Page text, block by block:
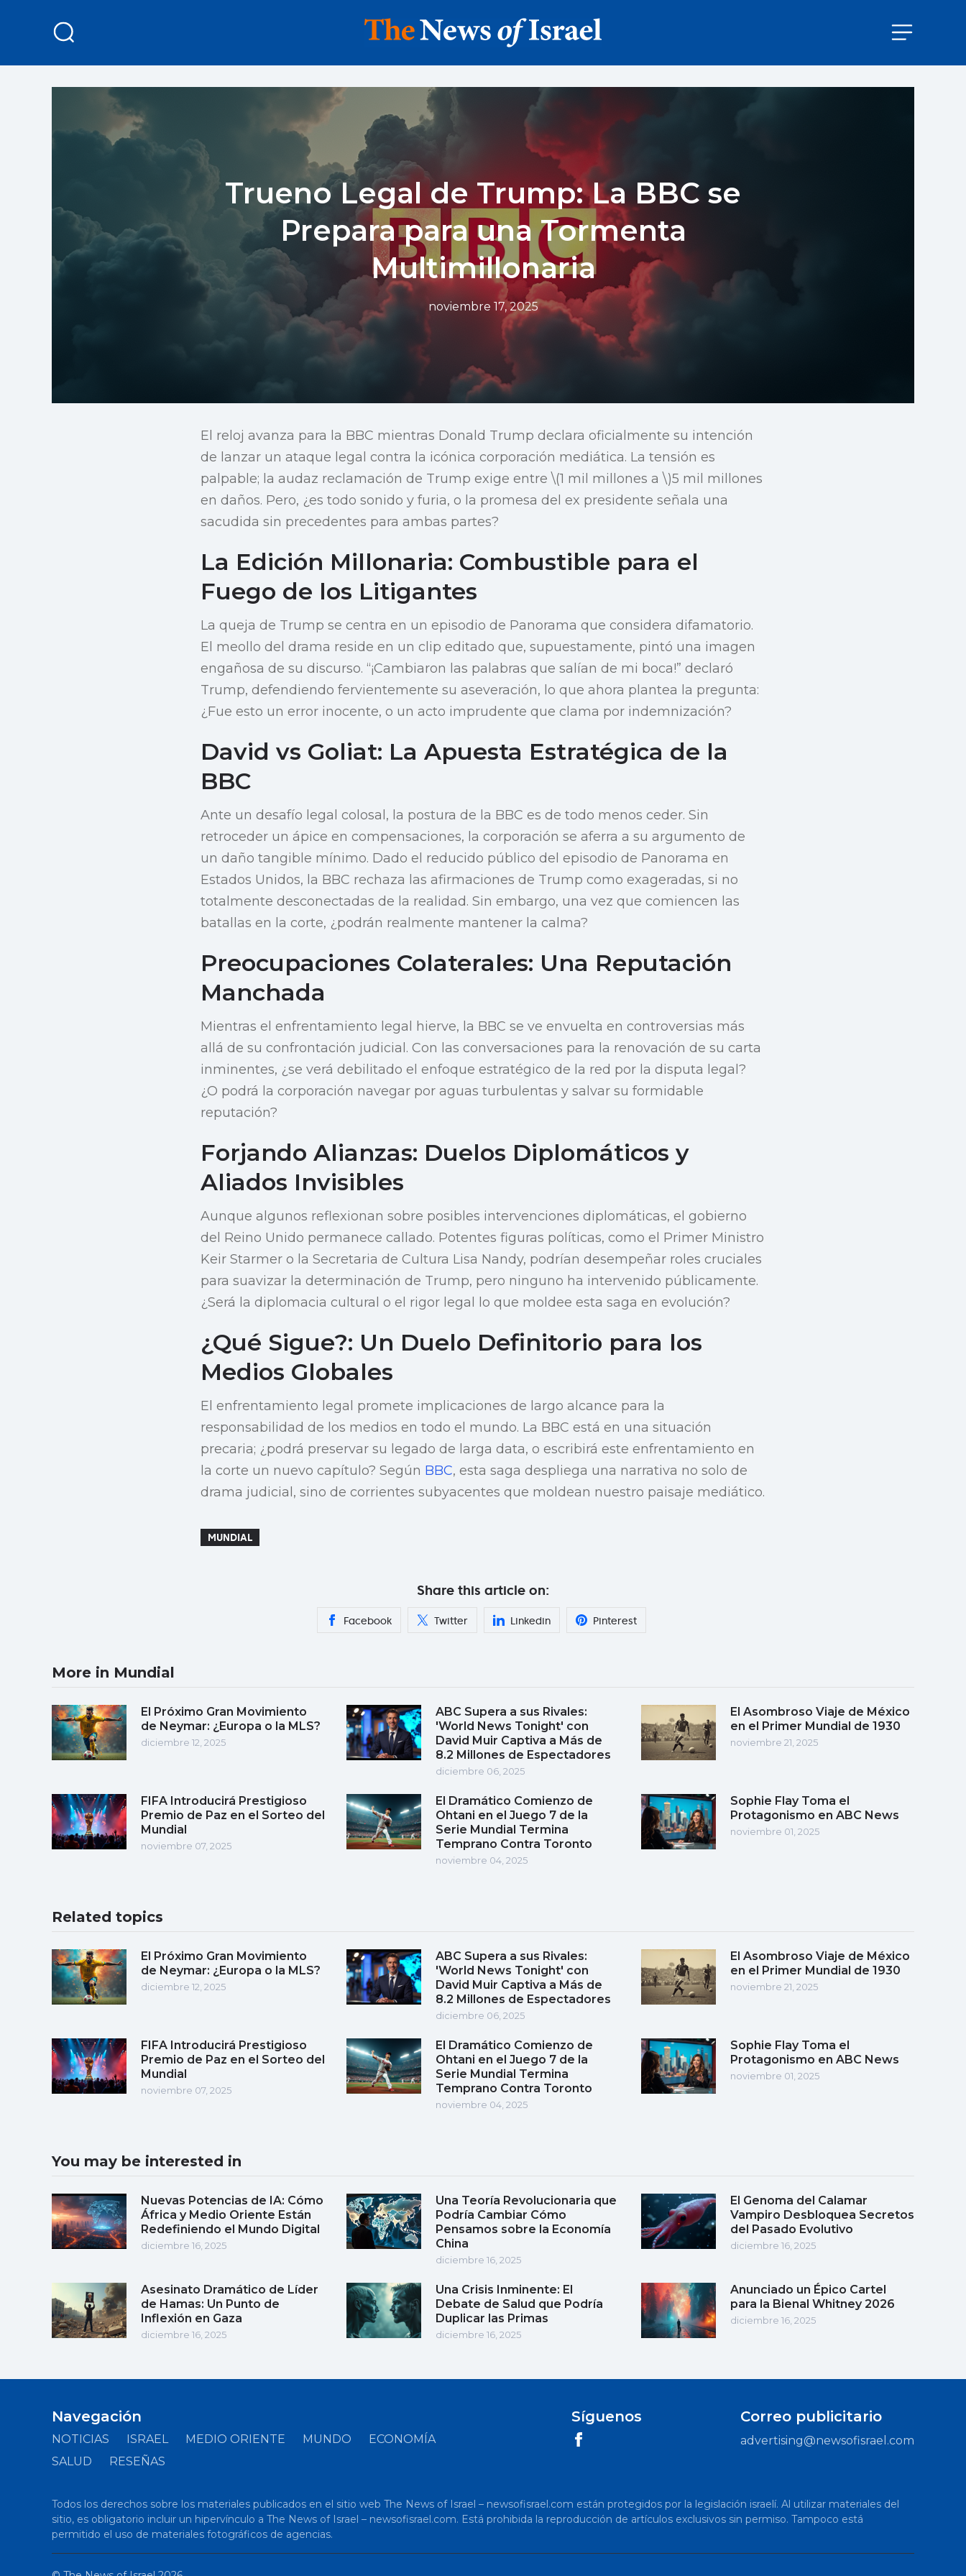
Trueno Legal de Trump: La BBC se
Prepara para una Tormenta
Multimillonaria
noviembre 17, 2025
El reloj avanza para la BBC mientras Donald Trump declara oficialmente su intención
de lanzar un ataque legal contra la icónica corporación mediática. La tensión es
palpable; la audaz reclamación de Trump exige entre \(1 mil millones a \)5 mil millones
en daños. Pero, ¿es todo sonido y furia, o la promesa del ex presidente señala una
sacudida sin precedentes para ambas partes?
La Edición Millonaria: Combustible para el
Fuego de los Litigantes
La queja de Trump se centra en un episodio de Panorama que considera difamatorio.
El meollo del drama reside en un clip editado que, supuestamente, pintó una imagen
engañosa de su discurso. “¡Cambiaron las palabras que salían de mi boca!” declaró
Trump, defendiendo fervientemente su aseveración, lo que ahora plantea la pregunta:
¿Fue esto un error inocente, o un acto imprudente que clama por indemnización?
David vs Goliat: La Apuesta Estratégica de la
BBC
Ante un desafío legal colosal, la postura de la BBC es de todo menos ceder. Sin
retroceder un ápice en compensaciones, la corporación se aferra a su argumento de
un daño tangible mínimo. Dado el reducido público del episodio de Panorama en
Estados Unidos, la BBC rechaza las afirmaciones de Trump como exageradas, si no
totalmente desconectadas de la realidad. Sin embargo, una vez que comiencen las
batallas en la corte, ¿podrán realmente mantener la calma?
Preocupaciones Colaterales: Una Reputación
Manchada
Mientras el enfrentamiento legal hierve, la BBC se ve envuelta en controversias más
allá de su confrontación judicial. Con las conversaciones para la renovación de su carta
inminentes, ¿se verá debilitado el enfoque estratégico de la red por la disputa legal?
¿O podrá la corporación navegar por aguas turbulentas y salvar su formidable
reputación?
Forjando Alianzas: Duelos Diplomáticos y
Aliados Invisibles
Aunque algunos reflexionan sobre posibles intervenciones diplomáticas, el gobierno
del Reino Unido permanece callado. Potentes figuras políticas, como el Primer Ministro
Keir Starmer o la Secretaria de Cultura Lisa Nandy, podrían desempeñar roles cruciales
para suavizar la determinación de Trump, pero ninguno ha intervenido públicamente.
¿Será la diplomacia cultural o el rigor legal lo que moldee esta saga en evolución?
¿Qué Sigue?: Un Duelo Definitorio para los
Medios Globales
El enfrentamiento legal promete implicaciones de largo alcance para la
responsabilidad de los medios en todo el mundo. La BBC está en una situación
precaria; ¿podrá preservar su legado de larga data, o escribirá este enfrentamiento en
la corte un nuevo capítulo? Según BBC, esta saga despliega una narrativa no solo de
drama judicial, sino de corrientes subyacentes que moldean nuestro paisaje mediático.
MUNDIAL
Share this article on:
Facebook Twitter Linkedin Pinterest
More in Mundial
El Próximo Gran Movimiento
de Neymar: ¿Europa o la MLS?
diciembre 12, 2025
ABC Supera a sus Rivales:
'World News Tonight' con
David Muir Captiva a Más de
8.2 Millones de Espectadores
diciembre 06, 2025
El Asombroso Viaje de México
en el Primer Mundial de 1930
noviembre 21, 2025
FIFA Introducirá Prestigioso
Premio de Paz en el Sorteo del
Mundial
noviembre 07, 2025
El Dramático Comienzo de
Ohtani en el Juego 7 de la
Serie Mundial Termina
Temprano Contra Toronto
noviembre 04, 2025
Sophie Flay Toma el
Protagonismo en ABC News
noviembre 01, 2025
Related topics
El Próximo Gran Movimiento
de Neymar: ¿Europa o la MLS?
diciembre 12, 2025
ABC Supera a sus Rivales:
'World News Tonight' con
David Muir Captiva a Más de
8.2 Millones de Espectadores
diciembre 06, 2025
El Asombroso Viaje de México
en el Primer Mundial de 1930
noviembre 21, 2025
FIFA Introducirá Prestigioso
Premio de Paz en el Sorteo del
Mundial
noviembre 07, 2025
El Dramático Comienzo de
Ohtani en el Juego 7 de la
Serie Mundial Termina
Temprano Contra Toronto
noviembre 04, 2025
Sophie Flay Toma el
Protagonismo en ABC News
noviembre 01, 2025
You may be interested in
Nuevas Potencias de IA: Cómo
África y Medio Oriente Están
Redefiniendo el Mundo Digital
diciembre 16, 2025
Una Teoría Revolucionaria que
Podría Cambiar Cómo
Pensamos sobre la Economía
China
diciembre 16, 2025
El Genoma del Calamar
Vampiro Desbloquea Secretos
del Pasado Evolutivo
diciembre 16, 2025
Asesinato Dramático de Líder
de Hamas: Un Punto de
Inflexión en Gaza
diciembre 16, 2025
Una Crisis Inminente: El
Debate de Salud que Podría
Duplicar las Primas
diciembre 16, 2025
Anunciado un Épico Cartel
para la Bienal Whitney 2026
diciembre 16, 2025
Navegación
NOTICIAS ISRAEL MEDIO ORIENTE MUNDO
ECONOMÍA
SALUD
RESEÑAS
Síguenos Correo publicitario
advertising@newsofisrael.com
Todos los derechos sobre los materiales publicados en el sitio web The News of Israel – newsofisrael.com están protegidos por la legislación israelí. Al utilizar materiales del
sitio, es obligatorio incluir un hipervínculo a The News of Israel – newsofisrael.com. Está prohibida la reproducción de artículos exclusivos sin permiso. Tampoco está
permitido el uso de materiales fotográficos de agencias.